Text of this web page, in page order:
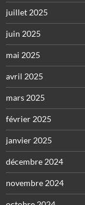
juillet 2025
juin 2025
mai 2025
avril 2025
mars 2025
février 2025
janvier 2025
décembre 2024
novembre 2024